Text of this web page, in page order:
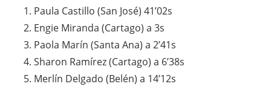
Paula Castillo (San José) 41’02s
Engie Miranda (Cartago) a 3s
Paola Marín (Santa Ana) a 2’41s
Sharon Ramírez (Cartago) a 6’38s
Merlín Delgado (Belén) a 14’12s